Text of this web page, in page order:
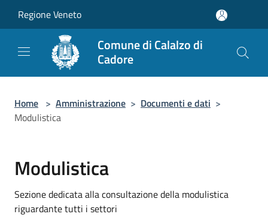
Regione Veneto
Comune di Calalzo di
Cadore
Home > Amministrazione > Documenti e dati >
Modulistica
Modulistica
Sezione dedicata alla consultazione della modulistica
riguardante tutti i settori